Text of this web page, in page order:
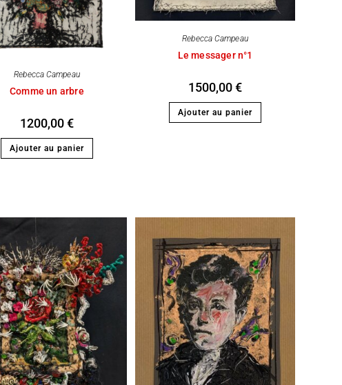
Rebecca Campeau
Comme un arbre
1200,00€
Ajouter au panier
Rebecca Campeau
Le messager n°1
1500,00€
Ajouter au panier